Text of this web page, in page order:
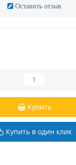
Оставить отзыв
Купить
Купить в один клик